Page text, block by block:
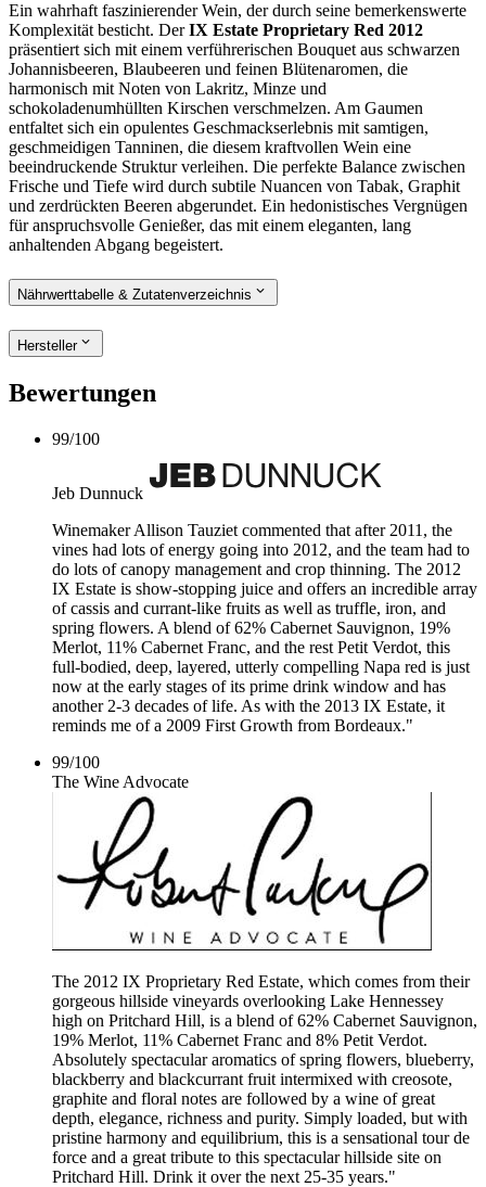
Ein wahrhaft faszinierender Wein, der durch seine bemerkenswerte
Komplexität besticht. DerIX Estate Proprietary Red 2012
präsentiert sich mit einem verführerischen Bouquet aus schwarzen
Johannisbeeren, Blaubeeren und feinen Blütenaromen, die
harmonisch mit Noten von Lakritz, Minze und
schokoladenumhüllten Kirschen verschmelzen. Am Gaumen
entfaltet sich ein opulentes Geschmackserlebnis mit samtigen,
geschmeidigen Tanninen, die diesem kraftvollen Wein eine
beeindruckende Struktur verleihen. Die perfekte Balance zwischen
Frische und Tiefe wird durch subtile Nuancen von Tabak, Graphit
und zerdrückten Beeren abgerundet. Ein hedonistisches Vergnügen
für anspruchsvolle Genießer, das mit einem eleganten, lang
anhaltenden Abgang begeistert.
Nährwerttabelle & Zutatenverzeichnis
Hersteller
Bewertungen
99/100
Jeb Dunnuck
Winemaker Allison Tauziet commented that after 2011, the
vines had lots of energy going into 2012, and the team had to
do lots of canopy management and crop thinning. The 2012
IX Estate is show-stopping juice and offers an incredible array
of cassis and currant-like fruits as well as truffle, iron, and
spring flowers. A blend of 62% Cabernet Sauvignon, 19%
Merlot, 11% Cabernet Franc, and the rest Petit Verdot, this
full-bodied, deep, layered, utterly compelling Napa red is just
now at the early stages of its prime drink window and has
another 2-3 decades of life. As with the 2013 IX Estate, it
reminds me of a 2009 First Growth from Bordeaux."
99/100
The Wine Advocate
The 2012 IX Proprietary Red Estate, which comes from their
gorgeous hillside vineyards overlooking Lake Hennessey
high on Pritchard Hill, is a blend of 62% Cabernet Sauvignon,
19% Merlot, 11% Cabernet Franc and 8% Petit Verdot.
Absolutely spectacular aromatics of spring flowers, blueberry,
blackberry and blackcurrant fruit intermixed with creosote,
graphite and floral notes are followed by a wine of great
depth, elegance, richness and purity. Simply loaded, but with
pristine harmony and equilibrium, this is a sensational tour de
force and a great tribute to this spectacular hillside site on
Pritchard Hill. Drink it over the next 25-35 years."